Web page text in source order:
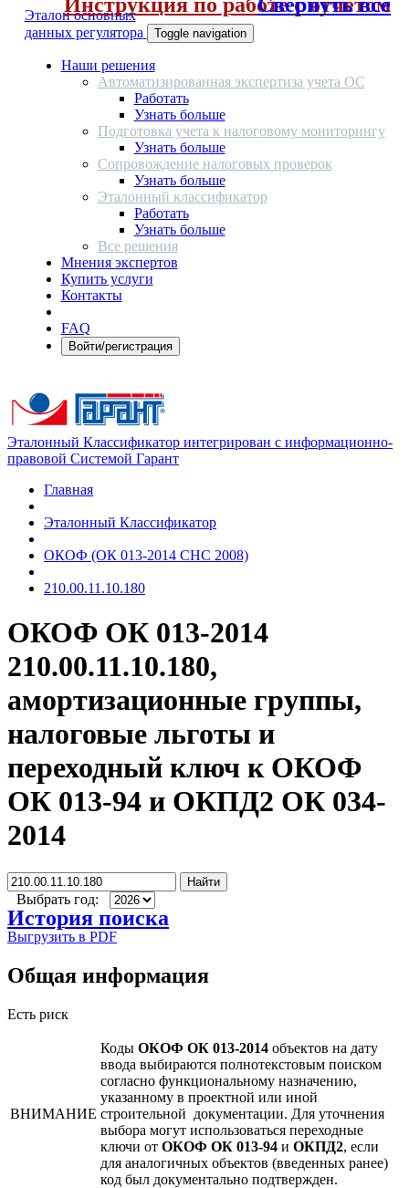
Эталон основных
данных регулятора
Toggle navigation
Наши решения
Автоматизированная экспертиза учета ОС
Работать
Узнать больше
Подготовка учета к налоговому мониторингу
Узнать больше
Сопровождение налоговых проверок
Узнать больше
Эталонный классификатор
Работать
Узнать больше
Все решения
Мнения экспертов
Купить услуги
Контакты
FAQ
Войти/регистрация
Эталонный Классификатор интегрирован с информационно-
правовой Системой Гарант
Главная
Эталонный Классификатор
ОКОФ (ОК 013-2014 СНС 2008)
210.00.11.10.180
ОКОФ ОК 013-2014
210.00.11.10.180,
амортизационные группы,
налоговые льготы и
переходный ключ к ОКОФ
ОК 013-94 и ОКПД2 ОК 034-
2014
Найти
Выбрать год:
История поиска
Выгрузить в PDF
Общая информация
Есть риск
ВНИМАНИЕ
Коды ОКОФ ОК 013-2014 объектов на дату
ввода выбираются полнотекстовым поиском
согласно функциональному назначению,
указанному в проектной или иной
строительной документации. Для уточнения
выбора могут использоваться переходные
ключи от ОКОФ ОК 013-94 и ОКПД2, если
для аналогичных объектов (введенных ранее)
код был документально подтвержден.